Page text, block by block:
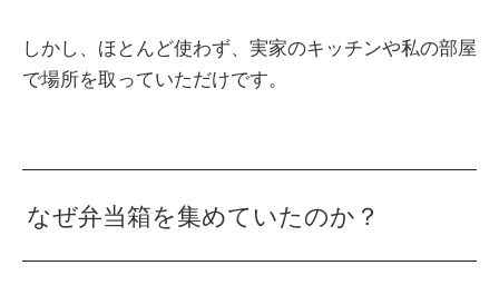
しかし、ほとんど使わず、実家のキッチンや私の部屋
で場所を取っていただけです。
なぜ弁当箱を集めていたのか？